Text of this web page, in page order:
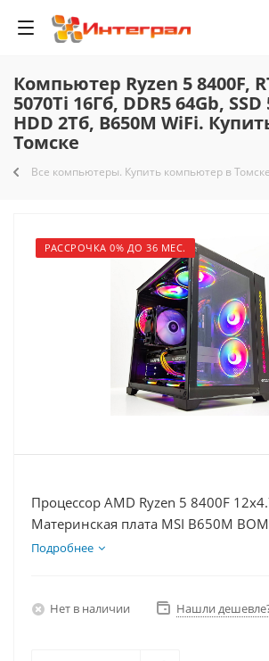
Компьютер Ryzen 5 8400F,
5070Ti 16Гб, DDR5 64Gb, SSD
HDD 2Тб, B650M WiFi.
Томске
Все компьютеры. Купить компьютер в Томске
РАССРОЧКА 0% ДО 36 МЕС.
Процессор AMD Ryzen 5 8400F
Материнская плата MSI B650M
Видеокарта RTX 5070Ti 16Гб,
Подробнее
Нет в наличии Нашли